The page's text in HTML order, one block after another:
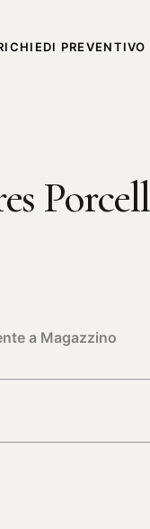
PREVENTIVO
a Magazzino